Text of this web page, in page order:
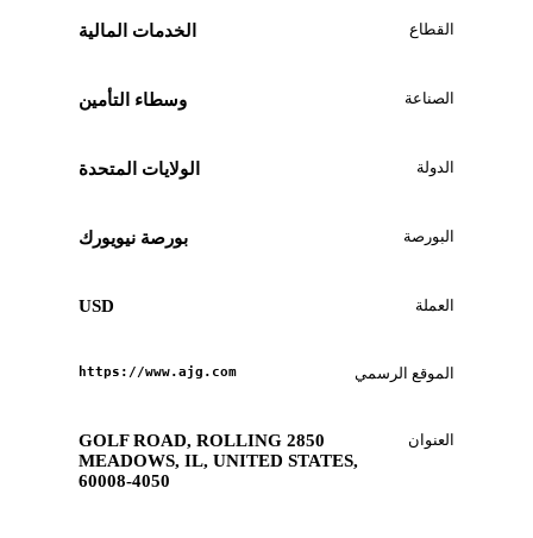
القطاع الخدمات المالية
الصناعة وسطاء التأمين
الدولة الولايات المتحدة
البورصة بورصة نيويورك
العملة USD
الموقع الرسمي https://www.ajg.com
العنوان
2850 GOLF ROAD, ROLLING
MEADOWS, IL, UNITED STATES,
60008-4050